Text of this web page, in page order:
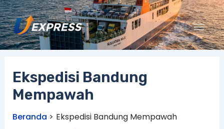
Lewati
ke
konten
Ekspedisi Bandung
Mempawah
Beranda Ekspedisi Bandung Mempawah